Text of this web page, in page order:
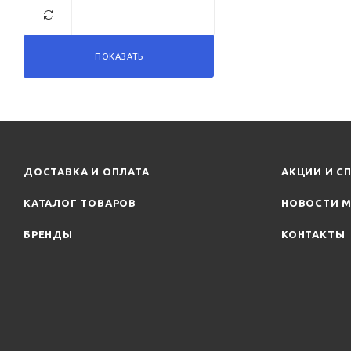
фиолетовый
черное золото
черный брашированный
черный хром
ПОКАЗАТЬ
ДОСТАВКА И ОПЛАТА
КАТАЛОГ ТОВАРОВ
БРЕНДЫ
АКЦИИ И
НОВОСТИ
КОНТАКТЫ